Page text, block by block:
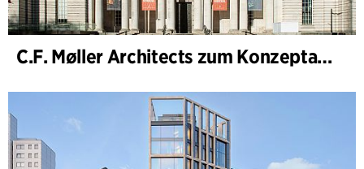
C.F. Møller Architects zum Konzeptarchitekten für das National Museum Cardiff ernannt